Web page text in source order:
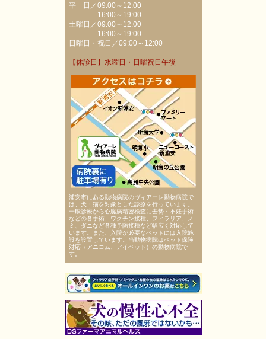
平 日／09:00～12:00
16:00～19:00
土曜日／09:00～12:00
16:00～19:00
日曜日・祝日／09:00～12:00
【休診日】水曜日・日曜祝日午後
浦安市にある動物病院のヴィアーレ動物病院で
は、犬・猫を対象とした診療を行っています。
一般診療から心臓病精密検査に去勢・不妊手術
などの各手術、ワクチン接種、フィラリア、ノ
ミ、ダニなど各種予防接種など幅広く対応して
います。また、入院が必要なペットには入院施
設を設置しています。当動物病院はペット保険
対応（アニコム、アイペット）の動物病院で
す。